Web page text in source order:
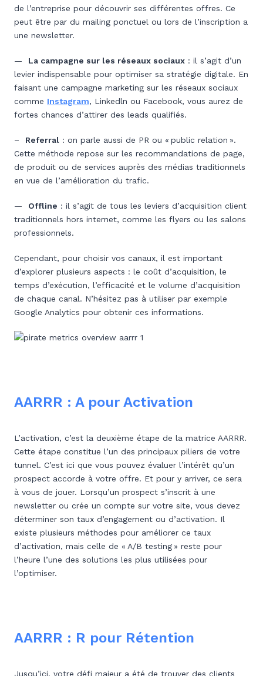
de l’entreprise pour découvrir ses différentes offres. Ce
peut être par du mailing ponctuel ou lors de l’inscription a
une newsletter.
— La campagne sur les réseaux sociaux : il s’agit d’un
levier indispensable pour optimiser sa stratégie digitale. En
faisant une campagne marketing sur les réseaux sociaux
comme Instagram, Linkedln ou Facebook, vous aurez de
fortes chances d’attirer des leads qualifiés.
– Referral : on parle aussi de PR ou « public relation ».
Cette méthode repose sur les recommandations de page,
de produit ou de services auprès des médias traditionnels
en vue de l’amélioration du trafic.
— Offline : il s’agit de tous les leviers d’acquisition client
traditionnels hors internet, comme les flyers ou les salons
professionnels.
Cependant, pour choisir vos canaux, il est important
d’explorer plusieurs aspects : le coût d’acquisition, le
temps d’exécution, l’efficacité et le volume d’acquisition
de chaque canal. N’hésitez pas à utiliser par exemple
Google Analytics pour obtenir ces informations.
AARRR : A pour Activation
L’activation, c’est la deuxième étape de la matrice AARRR.
Cette étape constitue l’un des principaux piliers de votre
tunnel. C’est ici que vous pouvez évaluer l’intérêt qu’un
prospect accorde à votre offre. Et pour y arriver, ce sera
à vous de jouer. Lorsqu’un prospect s’inscrit à une
newsletter ou crée un compte sur votre site, vous devez
déterminer son taux d’engagement ou d’activation. Il
existe plusieurs méthodes pour améliorer ce taux
d’activation, mais celle de « A/B testing » reste pour
l’heure l’une des solutions les plus utilisées pour
l’optimiser.
AARRR : R pour Rétention
Jusqu’ici, votre défi majeur a été de trouver des clients